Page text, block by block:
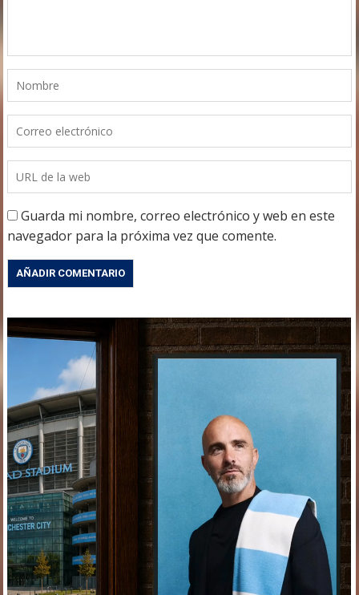
Guarda mi nombre, correo electrónico y web en este
navegador para la próxima vez que comente.